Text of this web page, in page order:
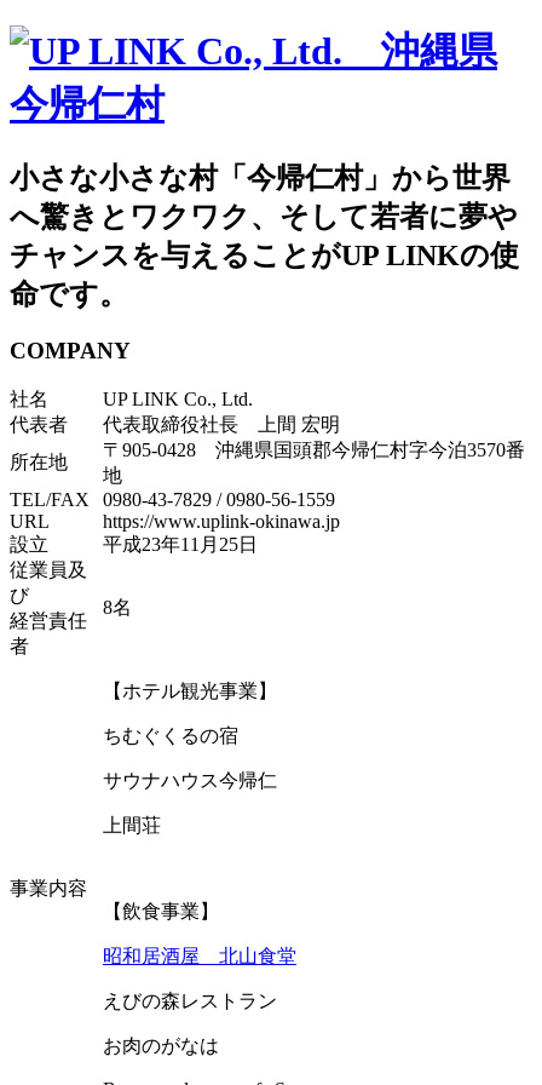
小さな小さな村「今帰仁村」から世界
へ驚きとワクワク、そして若者に夢や
チャンスを与えることがUP LINKの使
命です。
COMPANY
社名
UP LINK Co., Ltd.
代表者
代表取締役社長 上間 宏明
所在地
〒905-0428 沖縄県国頭郡今帰仁村字今泊3570番
地
TEL/FAX
0980-43-7829 /0980-56-1559
URL
https://www.uplink-okinawa.jp
設立
平成23年11月25日
従業員及
び
経営責任
者
8名
事業内容
【ホテル観光事業】
ちむぐくるの宿
サウナハウス今帰仁
上間荘
【飲食事業】
昭和居酒屋 北山食堂
えびの森レストラン
お肉のがなは